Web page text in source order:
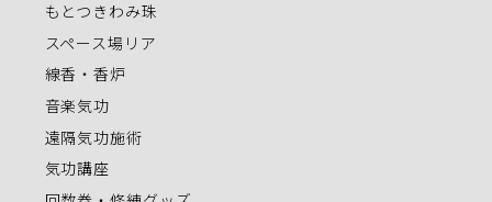
もとつきわみ珠
スペース場リア
線香・香炉
音楽気功
遠隔気功施術
気功講座